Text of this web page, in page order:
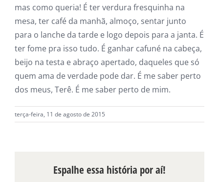
mas como queria! É ter verdura fresquinha na
mesa, ter café da manhã, almoço, sentar junto
para o lanche da tarde e logo depois para a janta. É
ter fome pra isso tudo. É ganhar cafuné na cabeça,
beijo na testa e abraço apertado, daqueles que só
quem ama de verdade pode dar. É me saber perto
dos meus, Terê. É me saber perto de mim.
terça-feira, 11 de agosto de 2015
Espalhe essa história por aí!